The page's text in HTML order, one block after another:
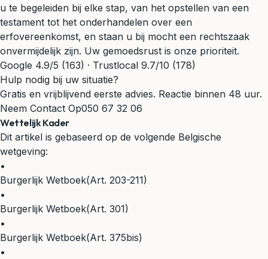
u te begeleiden bij elke stap, van het opstellen van een
testament tot het onderhandelen over een
erfovereenkomst, en staan u bij mocht een rechtszaak
onvermijdelijk zijn. Uw gemoedsrust is onze prioriteit.
Google 4.9/5 (163) · Trustlocal 9.7/10 (178)
Hulp nodig bij uw situatie?
Gratis en vrijblijvend eerste advies. Reactie binnen 48 uur.
Neem Contact Op050 67 32 06
Wettelijk Kader
Dit artikel is gebaseerd op de volgende Belgische
wetgeving:
•
Burgerlijk Wetboek(Art. 203-211)
•
Burgerlijk Wetboek(Art. 301)
•
Burgerlijk Wetboek(Art. 375bis)
•